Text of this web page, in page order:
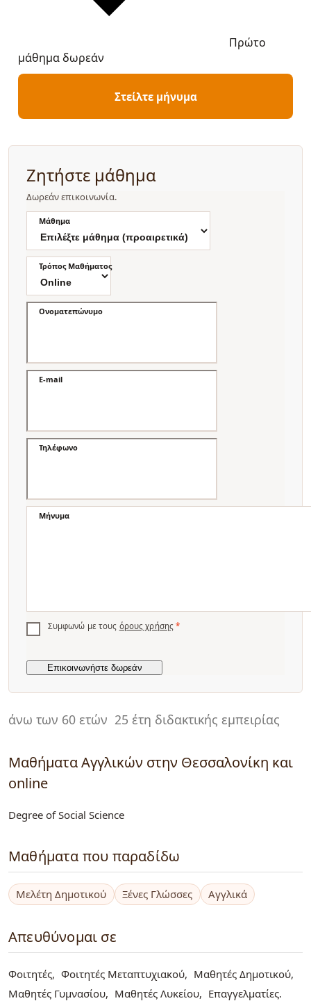
άνω των 60 ετών 25 έτη διδακτικής εμπειρίας
Μαθήματα Αγγλικών στην Θεσσαλονίκη και
online
Degree of Social Science
Μαθήματα που παραδίδω
Μελέτη Δημοτικού Ξένες Γλώσσες Αγγλικά
Απευθύνομαι σε
Φοιτητές Φοιτητές Μεταπτυχιακού
Μαθητές Δημοτικού
Μαθητές Γυμνασίου
Μαθητές Λυκείου
Επαγγελματίες
Πρώτο
μάθημα δωρεάν
Στείλτε μήνυμα
Ζητήστε μάθημα
Δωρεάν επικοινωνία.
Μάθημα
Τρόπος Μαθήματος
Ονοματεπώνυμο
E-mail
Τηλέφωνο
Μήνυμα
Συμφωνώ με τους όρους χρήσης *